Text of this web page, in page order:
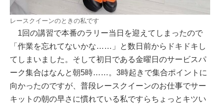
レースクイーンのときの私です
1回の講習で本番のラリー当日を迎えてしまったので
「作業を忘れてないかな……」と数日前からドキドキし
てしまいました。そして初日である金曜日のサービスパ
ーク集合はなんと朝5時……。3時起きで集合ポイントに
向かったのですが、普段レースクイーンのお仕事でサー
キットの朝の早さに慣れている私ですらちょっとキツい